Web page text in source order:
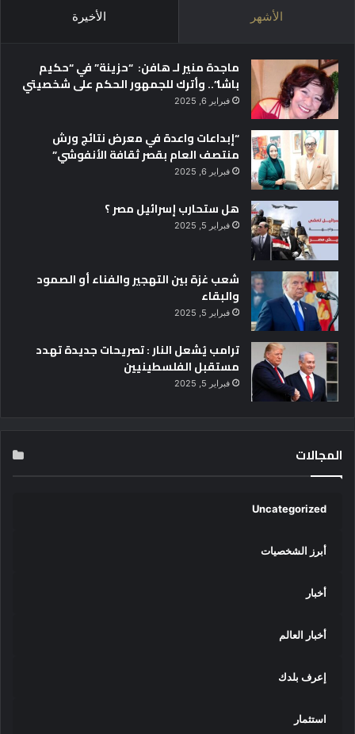
الأشهر الأخيرة
ماجدة منير لـ هافن: “حزينة” في “حكيم
باشا”.. وأترك للجمهور الحكم على شخصيتي
فبراير 6, 2025
“إبداعات واعدة في معرض نتائج ورش
منتصف العام بقصر ثقافة الأنفوشي”
فبراير 6, 2025
هل ستحارب إسرائيل مصر ؟
فبراير 5, 2025
شعب غزة بين التهجير والفناء أو الصمود
والبقاء
فبراير 5, 2025
ترامب يُشعل النار : تصريحات جديدة تهدد
مستقبل الفلسطينيين
فبراير 5, 2025
المجالات
Uncategorized
أبرز الشخصيات
أخبار
أخبار العالم
إعرف بلدك
استثمار